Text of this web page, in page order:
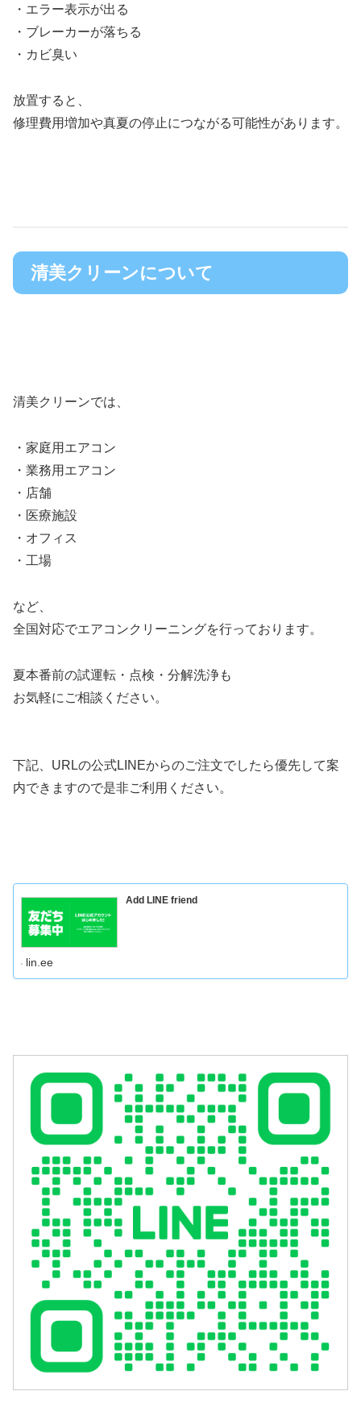
・エラー表示が出る
・ブレーカーが落ちる
・カビ臭い
放置すると、
修理費用増加や真夏の停止につながる可能性があります。
清美クリーンについて
清美クリーンでは、
・家庭用エアコン
・業務用エアコン
・店舗
・医療施設
・オフィス
・工場
など、
全国対応でエアコンクリーニングを行っております。
夏本番前の試運転・点検・分解洗浄も
お気軽にご相談ください。
下記、URLの公式LINEからのご注文でしたら優先して案
内できますので是非ご利用ください。
Add LINE friend
lin.ee